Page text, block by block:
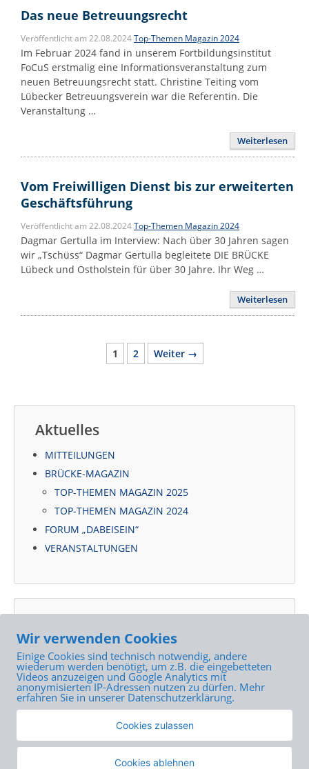
Das neue Betreuungsrecht
Veröffentlicht am 22.08.2024Top-Themen Magazin 2024
Im Februar 2024 fand in unserem Fortbildungsinstitut
FoCuS erstmalig eine Informationsveranstaltung zum
neuen Betreuungsrecht statt. Christine Teiting vom
Lübecker Betreuungsverein war die Referentin. Die
Veranstaltung …
Weiterlesen
Vom Freiwilligen Dienst bis zur erweiterten
Geschäftsführung
Veröffentlicht am 22.08.2024Top-Themen Magazin 2024
Dagmar Gertulla im Interview: Nach über 30 Jahren sagen
wir „Tschüss“ Dagmar Gertulla begleitete DIE BRÜCKE
Lübeck und Ostholstein für über 30 Jahre. Ihr Weg …
Weiterlesen
Seite
1 Seite
2 Weiter →
Aktuelles
MITTEILUNGEN
BRÜCKE-MAGAZIN
TOP-THEMEN MAGAZIN 2025
TOP-THEMEN MAGAZIN 2024
FORUM „DABEISEIN“
VERANSTALTUNGEN
DIE BRÜCKE im Buch „Lübeck – ganz persönlich“
EX-IN Weiterbildung erstmals auch in Lübeck
Podcast aus der Tagesklinik
Zertifiziert nach KQS
Wohngruppen für Ältere: 5 Jahre im Neubau in der
Wir verwenden Cookies
Einige Cookies sind technisch notwendig, andere
wiederum werden benötigt, um z.B. die eingebetteten
Videos anzuzeigen und Google Analytics mit
anonymisierten IP-Adressen nutzen zu dürfen. Mehr
erfahren Sie in unserer Datenschutzerklärung.
Cookies zulassen
Cookies ablehnen